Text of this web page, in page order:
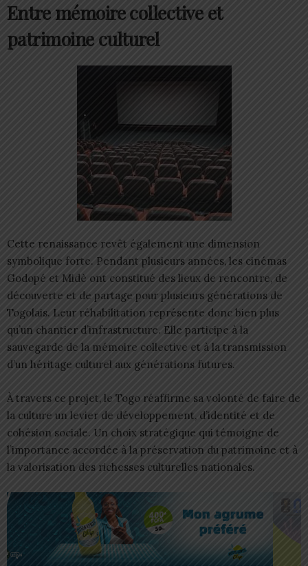
Entre mémoire collective et
patrimoine culturel
Cette renaissance revêt également une dimension
symbolique forte. Pendant plusieurs années, les cinémas
Godopé et Midè ont constitué des lieux de rencontre, de
découverte et de partage pour plusieurs générations de
Togolais. Leur réhabilitation représente donc bien plus
qu’un chantier d’infrastructure. Elle participe à la
sauvegarde de la mémoire collective et à la transmission
d’un héritage culturel aux générations futures.
À travers ce projet, le Togo réaffirme sa volonté de faire de
la culture un levier de développement, d’identité et de
cohésion sociale. Un choix stratégique qui témoigne de
l’importance accordée à la préservation du patrimoine et à
la valorisation des richesses culturelles nationales.